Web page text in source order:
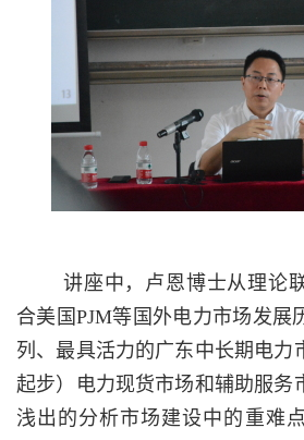
讲座中，卢恩博士从理论
合美国PJM等国外电力市场发展
列、最具活力的广东中长期电力
起步）电力现货市场和辅助服务
浅出的分析市场建设中的重难